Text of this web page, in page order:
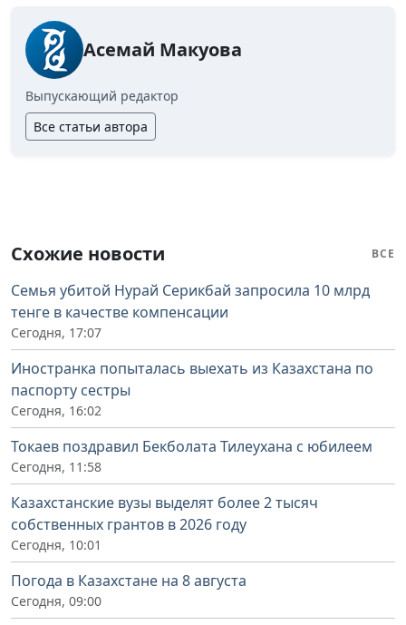
Асемай Макуова
Выпускающий редактор
Все статьи автора
Схожие новости ВСЕ
Семья убитой Нурай Серикбай запросила 10 млрд
тенге в качестве компенсации
Сегодня, 17:07
Иностранка попыталась выехать из Казахстана по
паспорту сестры
Сегодня, 16:02
Токаев поздравил Бекболата Тилеухана с юбилеем
Сегодня, 11:58
Казахстанские вузы выделят более 2 тысяч
собственных грантов в 2026 году
Сегодня, 10:01
Погода в Казахстане на 8 августа
Сегодня, 09:00